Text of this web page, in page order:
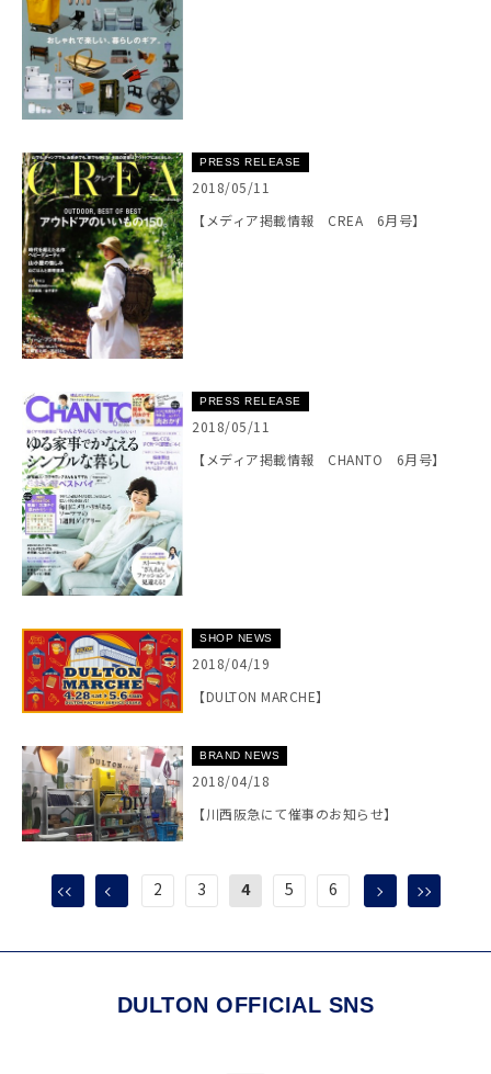
PRESS RELEASE
2018/05/11
【メディア掲載情報 CREA 6月号】
PRESS RELEASE
2018/05/11
【メディア掲載情報 CHANTO 6月号】
SHOP NEWS
2018/04/19
【DULTON MARCHE】
BRAND NEWS
2018/04/18
【川西阪急にて催事のお知らせ】
2 3 4 5 6
DULTON OFFICIAL SNS